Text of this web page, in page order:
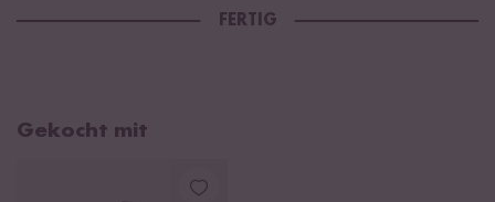
FERTIG
Gekocht mit